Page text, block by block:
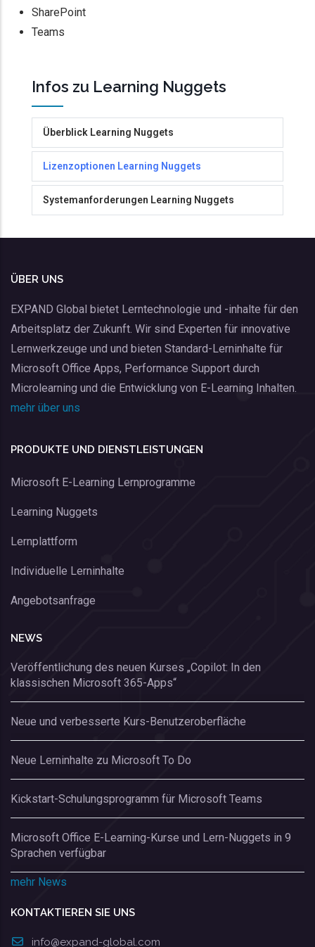
SharePoint
Teams
Infos zu Learning Nuggets
Überblick Learning Nuggets
Lizenzoptionen Learning Nuggets
Systemanforderungen Learning Nuggets
ÜBER UNS
EXPAND Global bietet Lerntechnologie und -inhalte für den
Arbeitsplatz der Zukunft. Wir sind Experten für innovative
Lernwerkzeuge und und bieten Standard-Lerninhalte für
Microsoft Office Apps, Performance Support durch
Microlearning und die Entwicklung von E-Learning Inhalten.
mehr über uns
PRODUKTE UND DIENSTLEISTUNGEN
Microsoft E-Learning Lernprogramme
Learning Nuggets
Lernplattform
Individuelle Lerninhalte
Angebotsanfrage
NEWS
Veröffentlichung des neuen Kurses „Copilot: In den
klassischen Microsoft 365-Apps“
Neue und verbesserte Kurs-Benutzeroberfläche
Neue Lerninhalte zu Microsoft To Do
Kickstart-Schulungsprogramm für Microsoft Teams
Microsoft Office E-Learning-Kurse und Lern-Nuggets in 9
Sprachen verfügbar
mehr News
KONTAKTIEREN SIE UNS
info@expand-global.com